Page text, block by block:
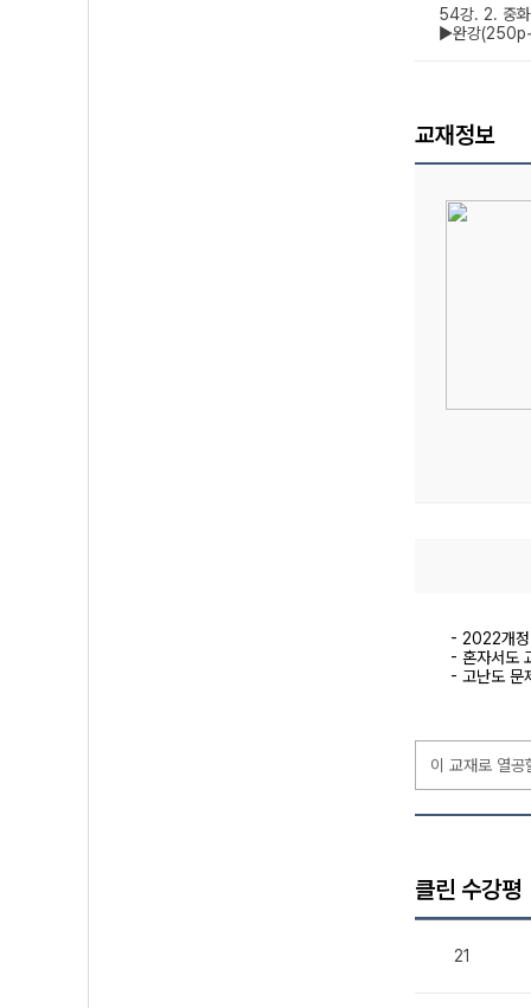
54강. 2. 중화
▶완강
교재정보
- 2022개정
- 혼자서도
- 고난도 문
이 교재로 열
클린 수강평
21